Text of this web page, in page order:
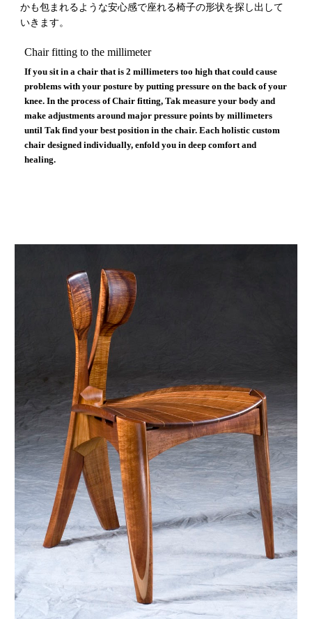
かも包まれるような安心感で座れる椅子の形状を探し出して
いきます。
Chair fitting to the millimeter
If you sit in a chair that is 2 millimeters too high that could cause
problems with your posture by putting pressure on the back of your
knee. In the process of Chair fitting, Tak measure your body and
make adjustments around major pressure points by millimeters
until Tak find your best position in the chair. Each holistic custom
chair designed individually, enfold you in deep comfort and
healing.